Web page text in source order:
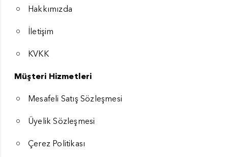
Hakkımızda
İletişim
KVKK
Müşteri Hizmetleri
Mesafeli Satış Sözleşmesi
Üyelik Sözleşmesi
Çerez Politikası